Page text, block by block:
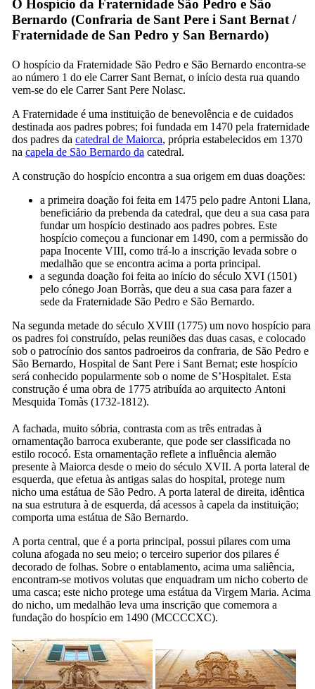
O Hospício da Fraternidade São Pedro e São
Bernardo (Confraria de Sant Pere i Sant Bernat /
Fraternidade de San Pedro y San Bernardo)
O hospício da Fraternidade São Pedro e São Bernardo encontra-se
ao número 1 do ele Carrer Sant Bernat, o início desta rua quando
vem-se do ele Carrer Sant Pere Nolasc.
A Fraternidade é uma instituição de benevolência e de cuidados
destinada aos padres pobres; foi fundada em 1470 pela fraternidade
dos padres da catedral de Maiorca, própria estabelecidos em 1370
na capela de São Bernardo da catedral.
A construção do hospício encontra a sua origem em duas doações:
a primeira doação foi feita em 1475 pelo padre Antoni Llana,
beneficiário da prebenda da catedral, que deu a sua casa para
fundar um hospício destinado aos padres pobres. Este
hospício começou a funcionar em 1490, com a permissão do
papa Inocente VIII, como trá-lo a inscrição levada sobre o
medalhão que se encontra acima a porta principal.
a segunda doação foi feita ao início do século XVI (1501)
pelo cónego Joan Borràs, que deu a sua casa para fazer a
sede da Fraternidade São Pedro e São Bernardo.
Na segunda metade do século XVIII (1775) um novo hospício para
os padres foi construído, pelas reuniões das duas casas, e colocado
sob o patrocínio dos santos padroeiros da confraria, de São Pedro e
São Bernardo, Hospital de Sant Pere i Sant Bernat; este hospício
será conhecido popularmente sob o nome de S’Hospitalet. Esta
construção é uma obra de 1775 atribuída ao arquitecto Antoni
Mesquida Tomàs (1732-1812).
A fachada, muito sóbria, contrasta com as três entradas à
ornamentação barroca exuberante, que pode ser classificada no
estilo rococó. Esta ornamentação reflete a influência alemão
presente à Maiorca desde o meio do século XVII. A porta lateral de
esquerda, que efetua às antigas salas do hospital, protege num
nicho uma estátua de São Pedro. A porta lateral de direita, idêntica
na sua estrutura à de esquerda, dá acessos à capela da instituição;
comporta uma estátua de São Bernardo.
A porta central, que é a porta principal, possui pilares com uma
coluna afogada no seu meio; o terceiro superior dos pilares é
decorado de folhas. Sobre o entablamento, acima uma saliência,
encontram-se motivos volutas que enquadram um nicho coberto de
uma casca; este nicho protege uma estátua da Virgem Maria. Acima
do nicho, um medalhão leva uma inscrição que comemora a
fundação do hospício em 1490 (MCCCCXC).